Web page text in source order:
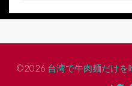
©2026 台湾で牛肉麺だけを